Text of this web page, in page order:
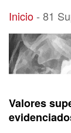
81
Inicio- 81
Valores